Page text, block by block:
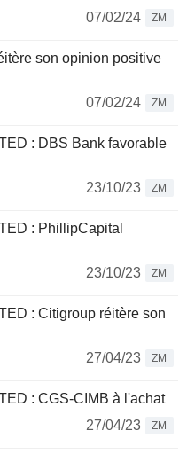
07/02/24 ZM
son opinion positive
07/02/24
ZM
: DBS Bank favorable
23/10/23
ZM
: PhillipCapital
23/10/23
ZM
: Citigroup réitère son
27/04/23
ZM
: CGS-CIMB à l'achat
27/04/23
ZM